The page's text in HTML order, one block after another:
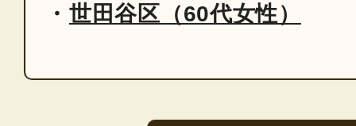
世田谷区（60代女性）